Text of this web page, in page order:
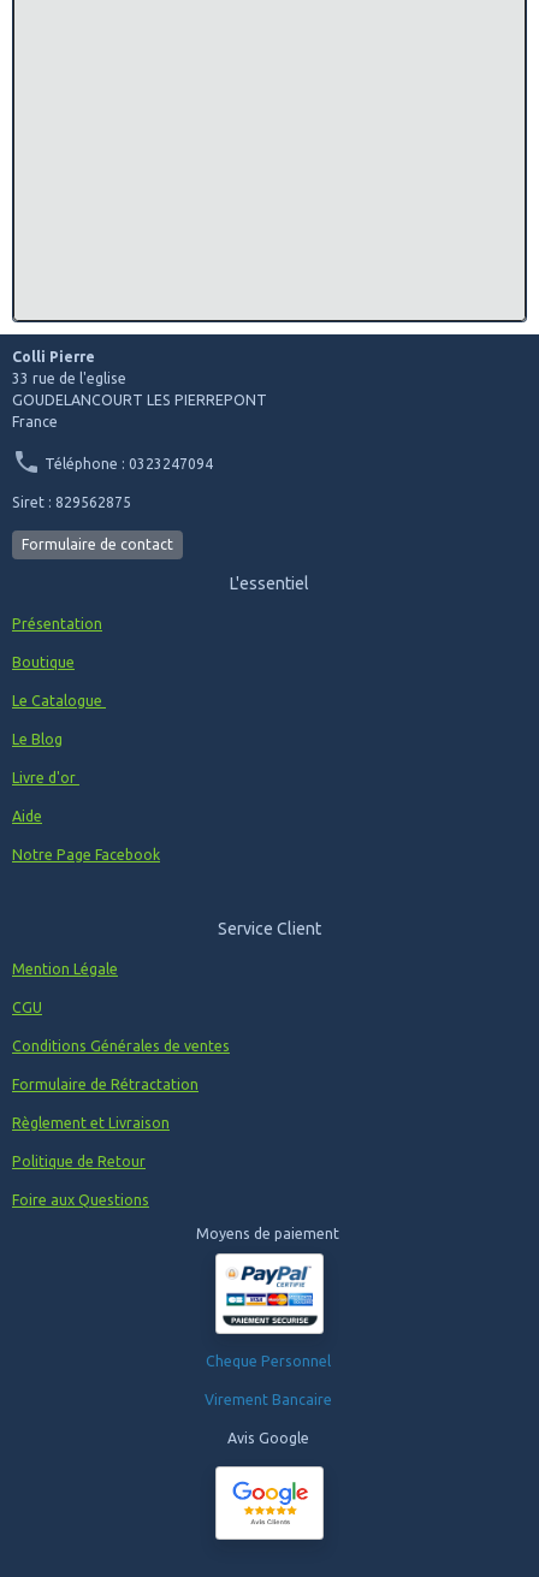
Colli Pierre
33 rue de l'eglise
GOUDELANCOURT LES PIERREPONT
France
Téléphone : 0323247094
Siret : 829562875
Formulaire de contact
L'essentiel
Présentation
Boutique
Le Catalogue
Le Blog
Livre d'or
Aide
Notre Page Facebook
Service Client
Mention Légale
CGU
Conditions Générales de ventes
Formulaire de Rétractation
Règlement et Livraison
Politique de Retour
Foire aux Questions
Moyens de paiement
Cheque Personnel
Virement Bancaire
Avis Google